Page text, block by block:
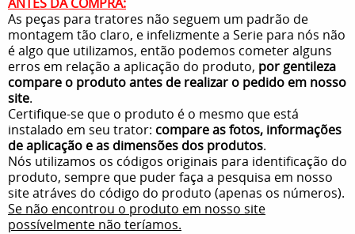
As peças para tratores não seguem um padrão de
montagem tão claro, e infelizmente a Serie para nós não
é algo que utilizamos, então podemos cometer alguns
erros em relação a aplicação do produto, por gentileza
compare o produto antes de realizar o pedido em nosso
site.
Certifique-se que o produto é o mesmo que está
instalado em seu trator: compare as fotos, informações
de aplicação e as dimensões dos produtos.
Nós utilizamos os códigos originais para identificação do
produto, sempre que puder faça a pesquisa em nosso
site atráves do código do produto (apenas os números).
Se não encontrou o produto em nosso site
possívelmente não teríamos.